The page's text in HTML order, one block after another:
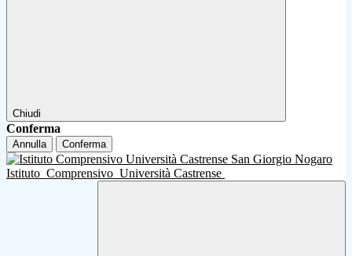
Chiudi
Conferma
Annulla Conferma
Istituto Comprensivo Università Castrense